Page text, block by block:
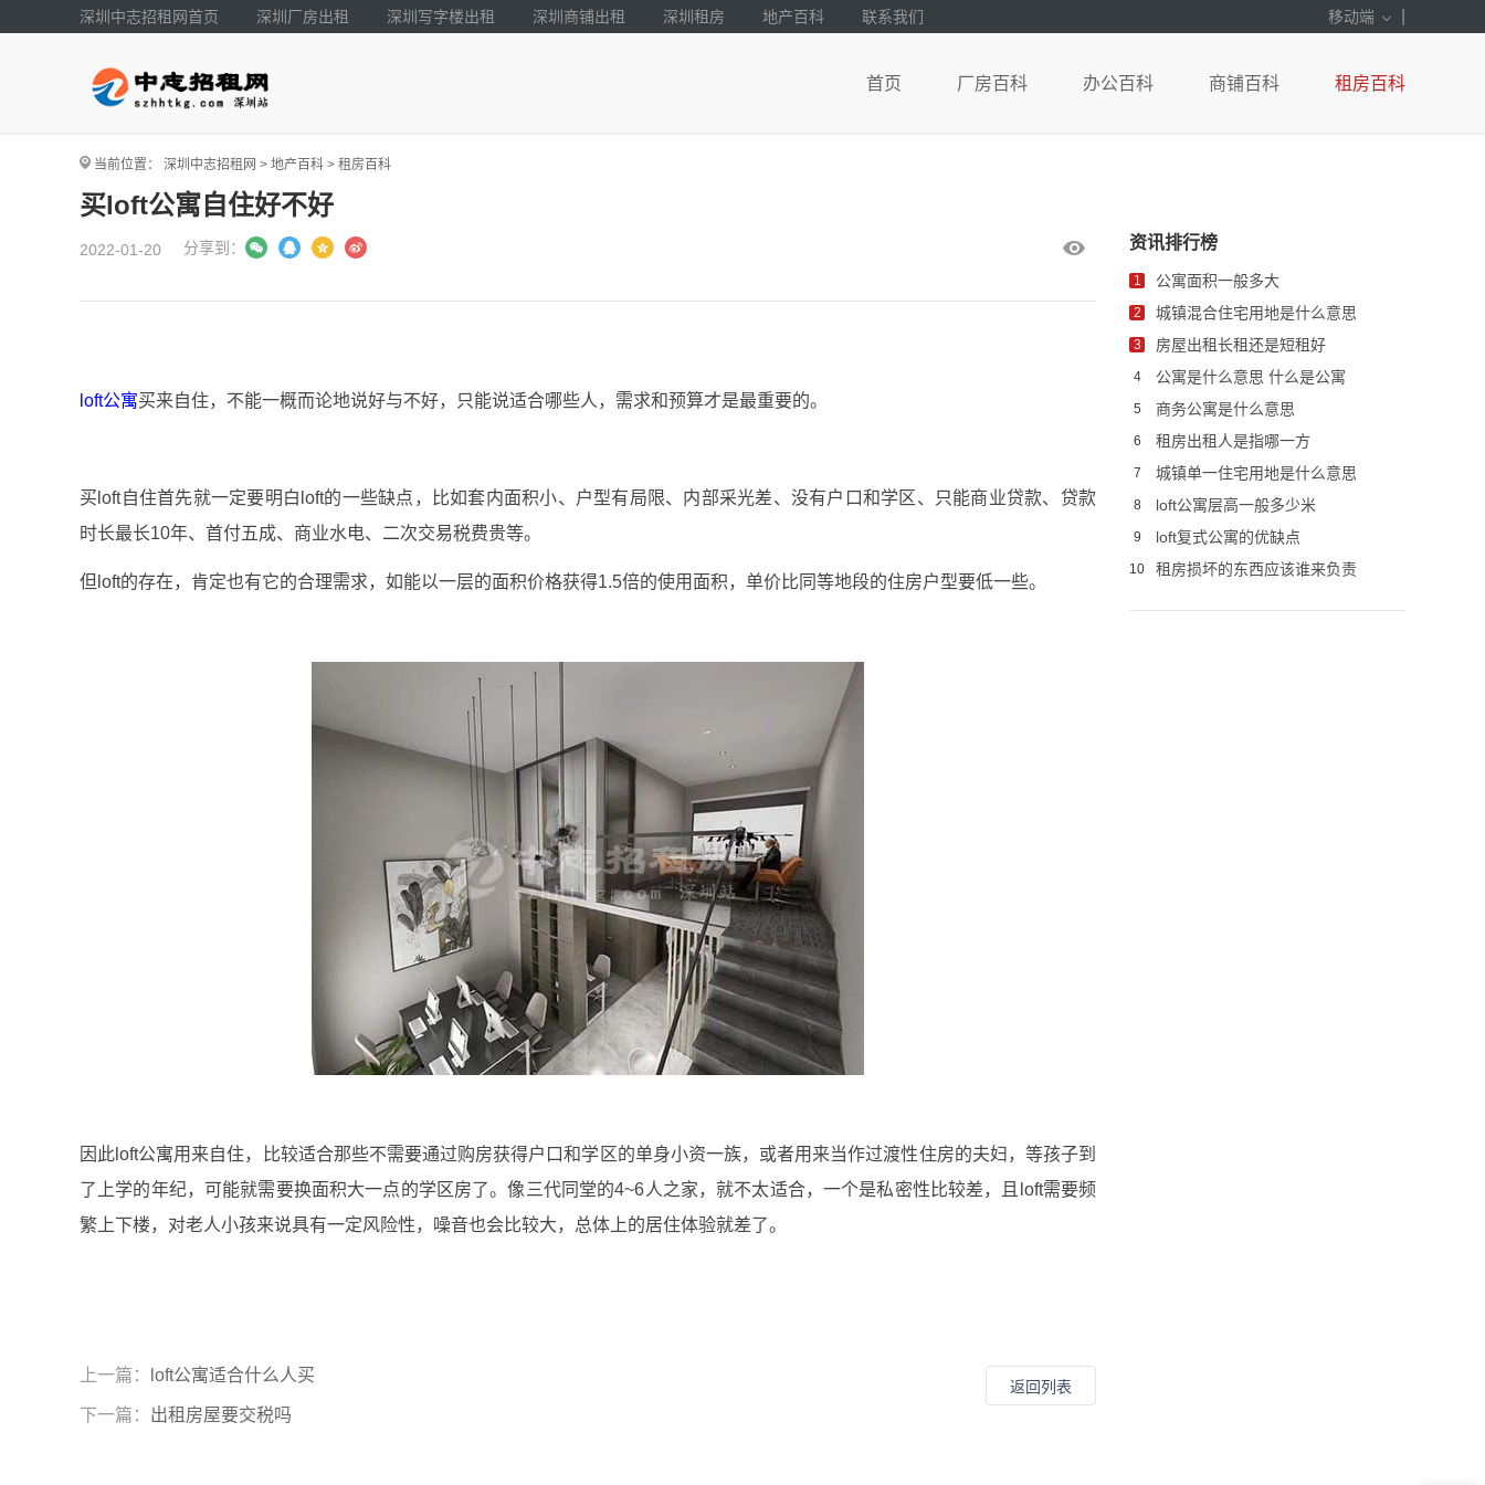
深圳中志招租网首页 深圳厂房出租 深圳写字楼出租 深圳商铺出租 深圳租房 地产百科 联系我们 移动端
首页 厂房百科 办公百科 商铺百科 租房百科
当前位置： 深圳中志招租网 > 地产百科 > 租房百科
买loft公寓自住好不好
2022-01-20 分享到：
loft公寓买来自住，不能一概而论地说好与不好，只能说适合哪些人，需求和预算才是最重要的。
买loft自住首先就一定要明白loft的一些缺点，比如套内面积小、户型有局限、内部采光差、没有户口和学区、只能商业贷款、贷款
时长最长10年、首付五成、商业水电、二次交易税费贵等。
但loft的存在，肯定也有它的合理需求，如能以一层的面积价格获得1.5倍的使用面积，单价比同等地段的住房户型要低一些。
因此loft公寓用来自住，比较适合那些不需要通过购房获得户口和学区的单身小资一族，或者用来当作过渡性住房的夫妇，等孩子到
了上学的年纪，可能就需要换面积大一点的学区房了。像三代同堂的4~6人之家，就不太适合，一个是私密性比较差，且loft需要频
繁上下楼，对老人小孩来说具有一定风险性，噪音也会比较大，总体上的居住体验就差了。
上一篇： loft公寓适合什么人买
下一篇： 出租房屋要交税吗
返回列表
资讯排行榜
1 公寓面积一般多大
2 城镇混合住宅用地是什么意思
3 房屋出租长租还是短租好
4 公寓是什么意思 什么是公寓
5 商务公寓是什么意思
6 租房出租人是指哪一方
7 城镇单一住宅用地是什么意思
8 loft公寓层高一般多少米
9 loft复式公寓的优缺点
10 租房损坏的东西应该谁来负责